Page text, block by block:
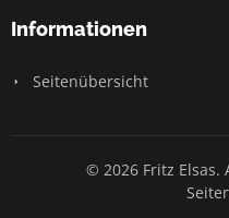
Informationen
Seitenübersicht
© 2026 Fritz Elsas.